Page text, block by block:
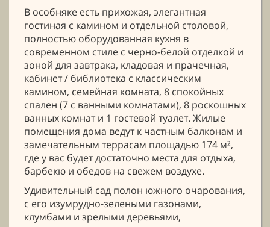
В особняке есть прихожая, элегантная
гостиная с камином и отдельной столовой,
полностью оборудованная кухня в
современном стиле с черно-белой отделкой и
зоной для завтрака, кладовая и прачечная,
кабинет / библиотека с классическим
камином, семейная комната, 8 спокойных
спален (7 с ванными комнатами), 8 роскошных
ванных комнат и 1 гостевой туалет. Жилые
помещения дома ведут к частным балконам и
замечательным террасам площадью 174 м²,
где у вас будет достаточно места для отдыха,
барбекю и обедов на свежем воздухе.
Удивительный сад полон южного очарования,
с его изумрудно-зелеными газонами,
клумбами и зрелыми деревьями,